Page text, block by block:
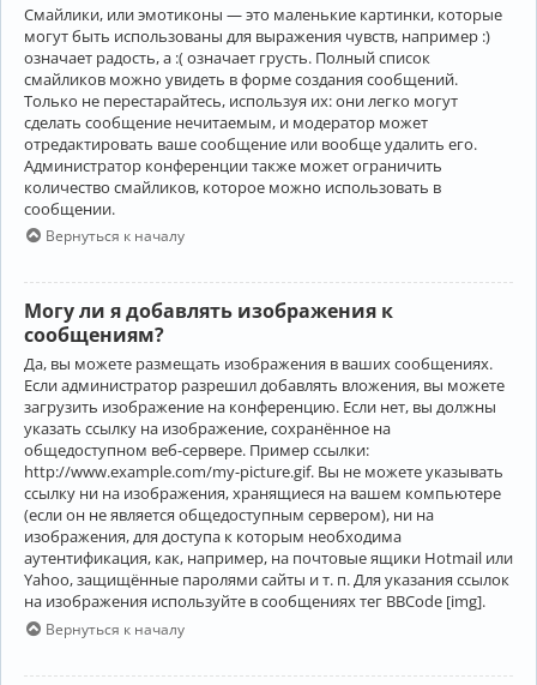
Смайлики, или эмотиконы — это маленькие картинки, которые
могут быть использованы для выражения чувств, например :)
означает радость, а :( означает грусть. Полный список
смайликов можно увидеть в форме создания сообщений.
Только не перестарайтесь, используя их: они легко могут
сделать сообщение нечитаемым, и модератор может
отредактировать ваше сообщение или вообще удалить его.
Администратор конференции также может ограничить
количество смайликов, которое можно использовать в
сообщении.
Вернуться к началу
Могу ли я добавлять изображения к
сообщениям?
Да, вы можете размещать изображения в ваших сообщениях.
Если администратор разрешил добавлять вложения, вы можете
загрузить изображение на конференцию. Если нет, вы должны
указать ссылку на изображение, сохранённое на
общедоступном веб-сервере. Пример ссылки:
http://www.example.com/my-picture.gif. Вы не можете указывать
ссылку ни на изображения, хранящиеся на вашем компьютере
(если он не является общедоступным сервером), ни на
изображения, для доступа к которым необходима
аутентификация, как, например, на почтовые ящики Hotmail или
Yahoo, защищённые паролями сайты и т. п. Для указания ссылок
на изображения используйте в сообщениях тег BBCode [img].
Вернуться к началу